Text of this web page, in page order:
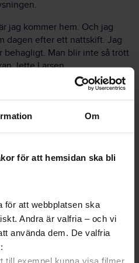
Om
för att hemsidan ska bli
för att webbplatsen ska
Andra är valfria – och vi
använda dem. De valfria
till exempel kunna visa filmer
jag kommer hem. Och jag
dagen efter ett nattskift. Jag
behagligt. Man blir inte så trött
Jette Larsen.
kollegan Tina Damgaard.
om kvällen sjunker
lugnande och patienterna
rekommendationerna står
och
för Danmarks fem regioner
förhandlings- och
11 fackförbund och